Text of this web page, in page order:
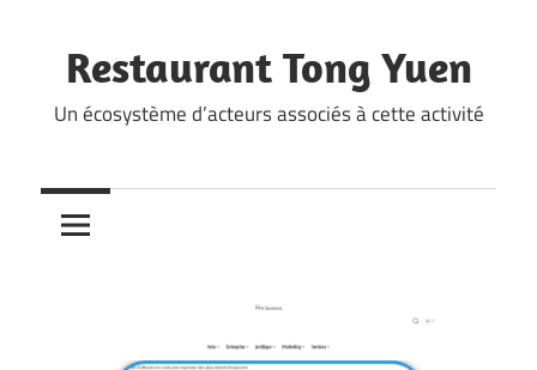
content
Restaurant Tong Yuen
Un écosystème d’acteurs associés à cette activité